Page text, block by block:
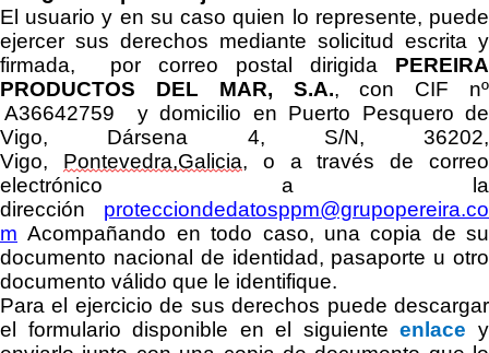
El usuario y en su caso quien lo represente, puede
ejercer sus derechos mediante solicitud escrita y
firmada,
por correo postal dirigida PEREIRA
PRODUCTOS DEL MAR, S.A., con CIF nº
A36642759 y domicilio en Puerto Pesquero de
Vigo, Dársena 4, S/N, 36202,
Vigo, Pontevedra,Galicia, o a través de correo
electrónico a la
dirección protecciondedatosppm@grupopereira.co
m Acompañando en todo caso, una copia de su
documento nacional de identidad, pasaporte u otro
documento válido que le identifique.
Para el ejerciciode sus derechos puede descargar
el formulario disponible en el siguienteenlacey